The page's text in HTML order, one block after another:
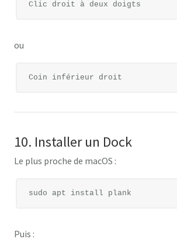
ou
10. Installer un Dock
Le plus proche de macOS :
Puis :